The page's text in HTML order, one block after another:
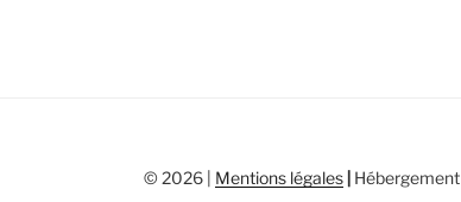
© 2026 | Mentions légales | Hébergement